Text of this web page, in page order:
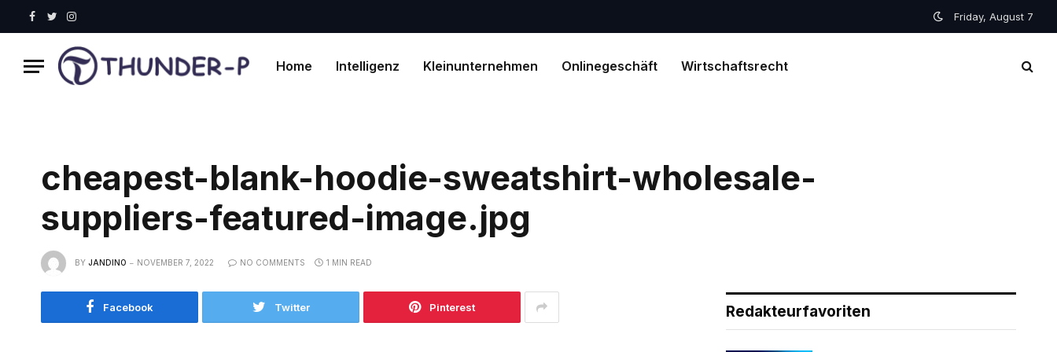
Facebook
TwitterInstagram
Friday, August 7
Home Intelligenz Kleinunternehmen Onlinegeschäft Wirtschaftsrecht
cheapest-blank-hoodie-sweatshirt-wholesale-
suppliers-featured-image.jpg
BY JANDINO NOVEMBER 7, 2022 NO COMMENTS 1 MIN READ
Facebook Twitter Pinterest Redakteurfavoriten